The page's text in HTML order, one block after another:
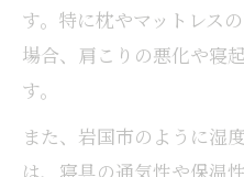
す。特に枕やマットレス
場合、肩こりの悪化や寝
す。
また、岩国市のように湿
は、寝具の通気性や保温